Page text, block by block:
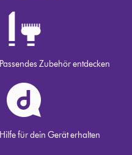
Passendes Zubehör entdecken
Hilfe für dein Gerät erhalten